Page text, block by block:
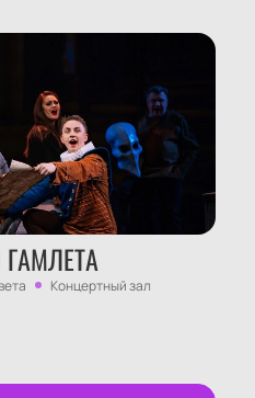
Концертный зал